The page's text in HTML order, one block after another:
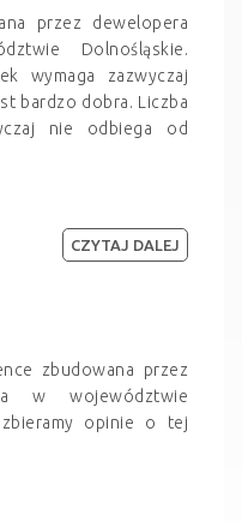
przez dewelopera
Dolnośląskie.
wymaga zazwyczaj
bardzo dobra. Liczba
nie odbiega od
zbudowana przez
w województwie
zbieramy opinie o tej
CZYTAJ DALEJ